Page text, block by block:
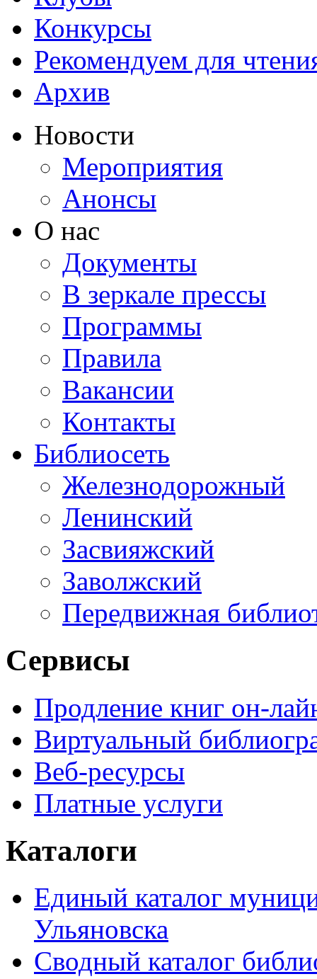
Конкурсы
Рекомендуем для
Архив
Новости
Мероприятия
Анонсы
О нас
Документы
В зеркале прессы
Программы
Правила
Вакансии
Контакты
Библиосеть
Железнодорожный
Ленинский
Засвияжский
Заволжский
Передвижная
Сервисы
Продление книг он-
Виртуальный
Веб-ресурсы
Платные услуги
Каталоги
Единый каталог
Ульяновска
Сводный каталог